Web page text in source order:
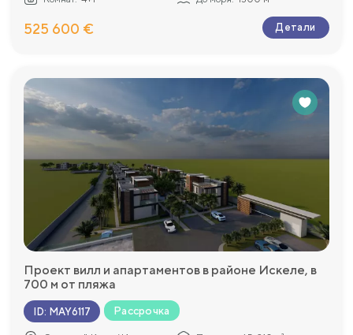
525 600 € Детали
Проект вилл и апартаментов в районе Искеле, в
700 м от пляжа
ID: MAY6117 Рассрочка